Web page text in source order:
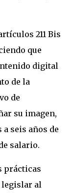
211 Bis
que
digital
de la
de
su imagen,
seis años de
salario.
prácticas
al